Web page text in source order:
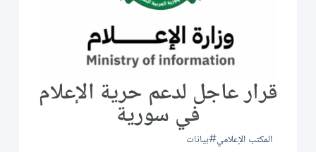
قرار عاجل لدعم حرية الإعلام
في سورية
المكتب الإعلامي بيانات